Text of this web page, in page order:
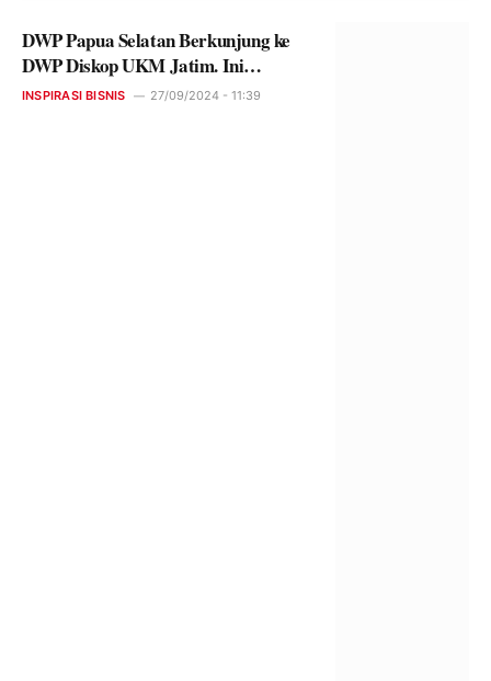
DWP Papua Selatan Berkunjung ke
DWP Diskop UKM Jatim. Ini
Tujuannya
INSPIRASI BISNIS 27/09/2024 - 11:39